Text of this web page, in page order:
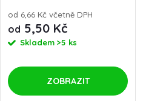
od 6,66 Kč včetně DPH
od 5,50 Kč
Skladem >5 ks
ZOBRAZIT